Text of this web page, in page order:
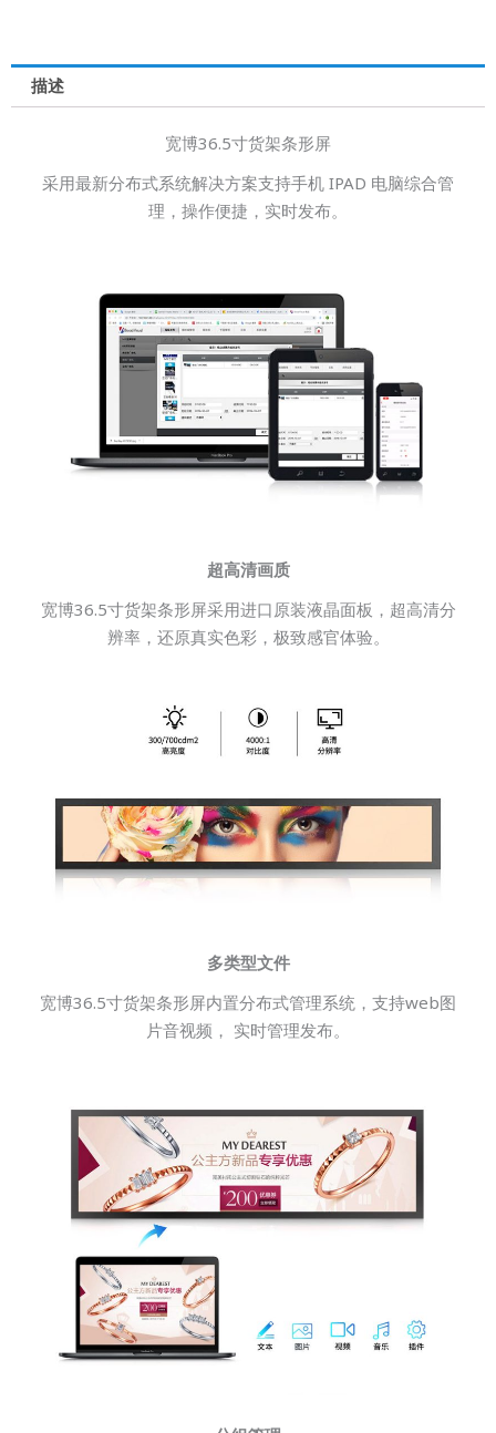
o
描述
宽博36.5寸货架条形屏
采用最新分布式系统解决方案支持手机 IPAD 电脑综合管
理，操作便捷，实时发布。
超高清画质
宽博36.5寸货架条形屏采用进口原装液晶面板，超高清分
辨率，还原真实色彩，极致感官体验。
多类型文件
宽博36.5寸货架条形屏内置分布式管理系统，支持web图
片音视频， 实时管理发布。